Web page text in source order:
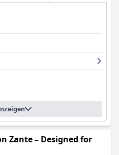
Zante – Designed for